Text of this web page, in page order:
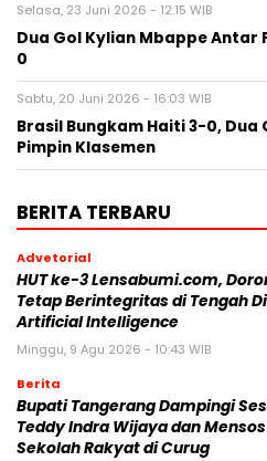
Selasa, 23 Juni 2026 - 12:15 WIB
Dua Gol Kylian Mbappe Antar
0
Sabtu, 20 Juni 2026 - 16:03 WIB
Brasil Bungkam Haiti 3-0, Dua
Pimpin Klasemen
BERITA TERBARU
Advetorial
HUT ke-3 Lensabumi.com,
Tetap Berintegritas di Tengah
Artificial Intelligence
Minggu, 9 Agu 2026 - 10:43 WIB
Berita
Bupati Tangerang Dampingi
Teddy Indra Wijaya dan
Sekolah Rakyat di Curug